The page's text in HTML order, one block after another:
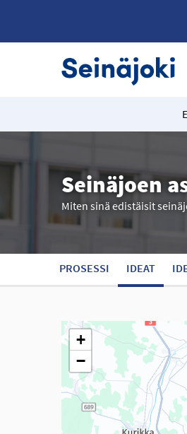
Seinäjoen
Miten sinä edistäisit
PROSESSI IDEAT
Seuraavassa
+
−